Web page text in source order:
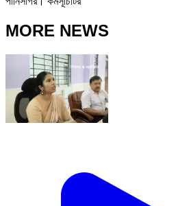
MORE NEWS